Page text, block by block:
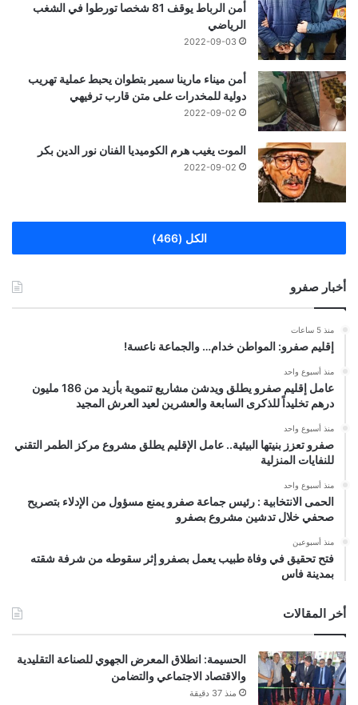
أمن الرباط يوقف 81 شخصا تورطوا في الشغب
الرياضي
2022-09-03
أمن ميناء مارينا سمير بتطوان يحبط عملية تهريب
دولية للمخدرات على متن قارب ترفيهي
2022-09-02
الموت يغيب هرم الكوميديا الفنان نور الدين بكر
2022-09-02
الكل (466)
أخبار صفرو
منذ 5 ساعات
إقليم صفرو: المواطن خدام… والجماعة ناعسة!
منذ أسبوع واحد
عامل إقليم صفرو يطلق ويدشن مشاريع تنموية بأزيد من 186 مليون
درهم تخليداً للذكرى السابعة والعشرين لعيد العرش المجيد
منذ أسبوع واحد
صفرو تعزز بنيتها البيئية.. عامل الإقليم يطلق مشروع مركز الطمر التقني
للنفايات المنزلية
منذ أسبوع واحد
الحمى الانتخابية : رئيس جماعة صفرو يمنع مسؤول من الإدلاء بتصريح
صحفي خلال تدشين مشروع بصفرو
منذ أسبوعين
فتح تحقيق في وفاة طبيب يعمل بصفرو إثر سقوطه من شرفة شقته
بمدينة فاس
أخر المقالات
الحسيمة: انطلاق المعرض الجهوي للصناعة التقليدية
والاقتصاد الاجتماعي والتضامن
منذ 37 دقيقة